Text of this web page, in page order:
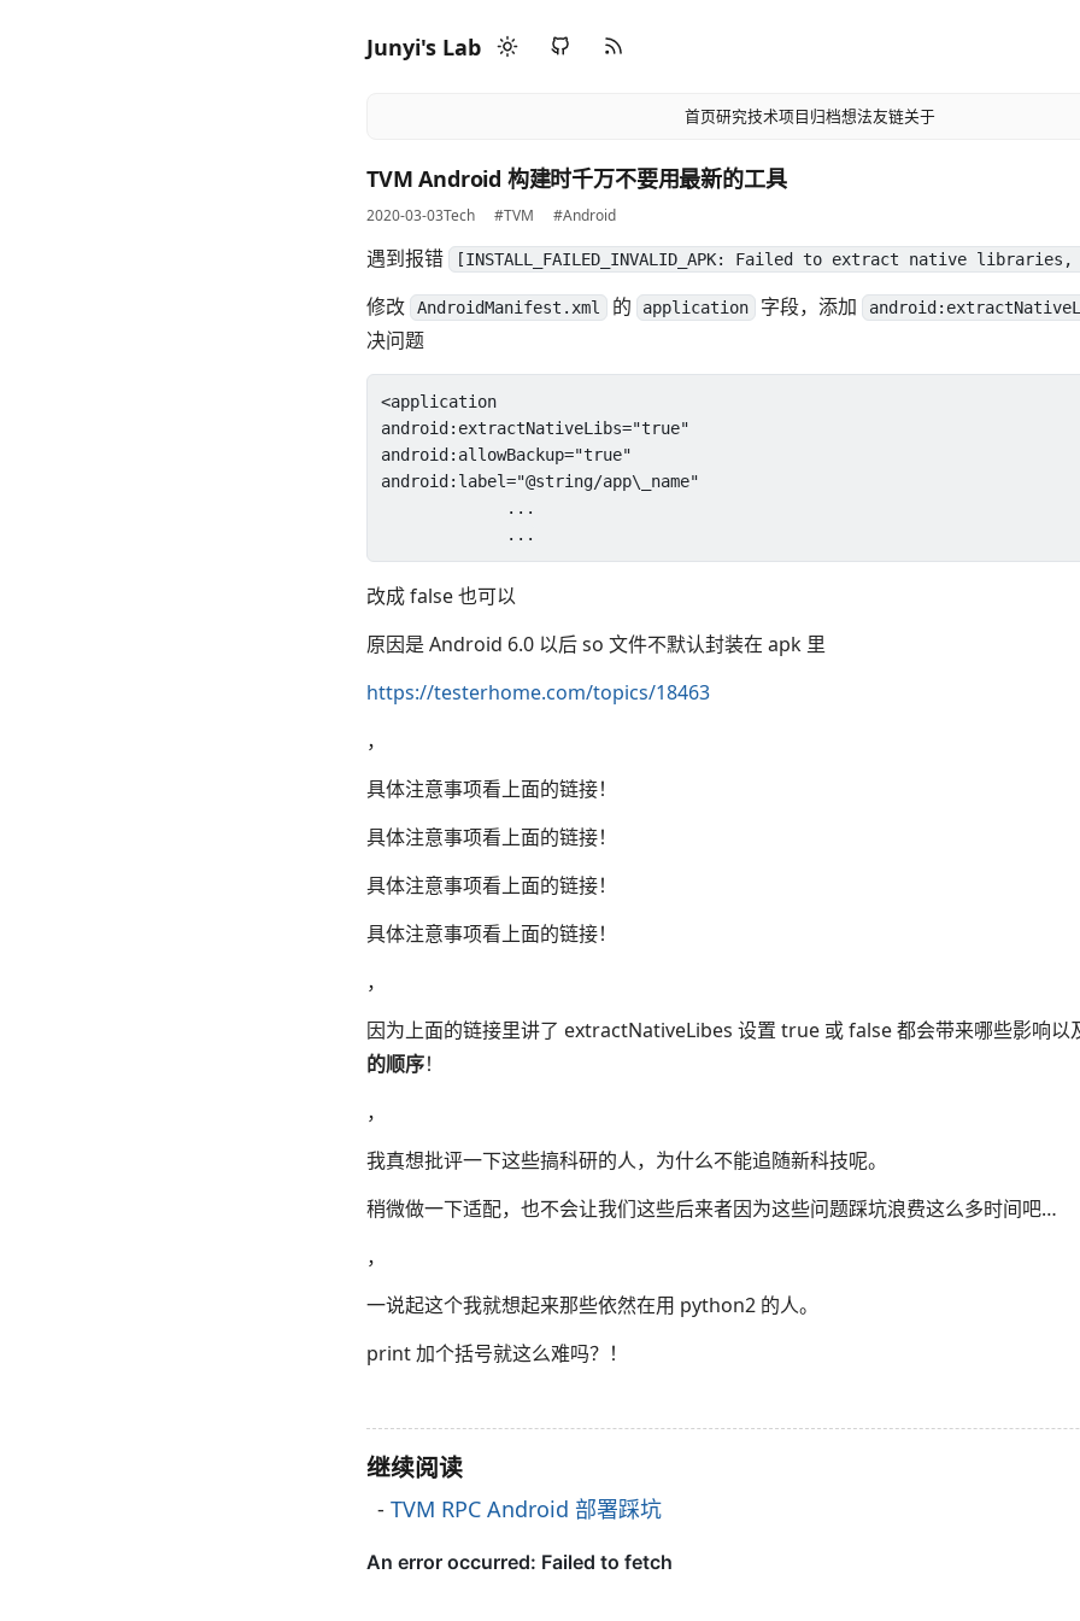
Junyi's Lab
首页研究技术项目归档想法友链关于
TVM Android 构建时千万不要用最新的工具
2020-03-03Tech #TVM #Android
遇到报错 [INSTALL_FAILED_INVALID_APK: Failed to extract native libraries,
修改 AndroidManifest.xml 的 application 字段，添加
决问题
<application
android:extractNativeLibs="true"
android:allowBackup="true"
android:label="@string/app\_name"
             ...
改成 false 也可以
原因是 Android 6.0 以后 so 文件不默认封装在 apk 里
https://testerhome.com/topics/18463
，
具体注意事项看上面的链接！
具体注意事项看上面的链接！
具体注意事项看上面的链接！
具体注意事项看上面的链接！
，
因为上面的链接里讲了 extractNativeLibes 设置 true 或 false 都会带来哪些影响以
的顺序！
，
我真想批评一下这些搞科研的人，为什么不能追随新科技呢。
稍微做一下适配，也不会让我们这些后来者因为这些问题踩坑浪费这么多时间吧…
，
一说起这个我就想起来那些依然在用 python2 的人。
print 加个括号就这么难吗？！
继续阅读
TVM RPC Android 部署踩坑